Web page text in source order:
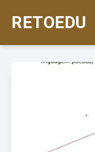
RETOEDU